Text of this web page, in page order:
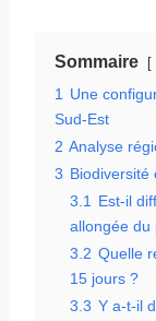
Sommaire
1
Une
Sud-Est
2 Analyse
3 Biodiversité
3.1
Est-il
allongée du
3.2 Quelle
15 jours ?
3.3 Y a-t-il